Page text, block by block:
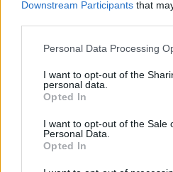
Downstream Participants that
Personal Data Processing
I want to opt-out of the
personal data.
Opted In
I want to opt-out of the Sale
Personal Data.
Opted In
Password
Remember Me